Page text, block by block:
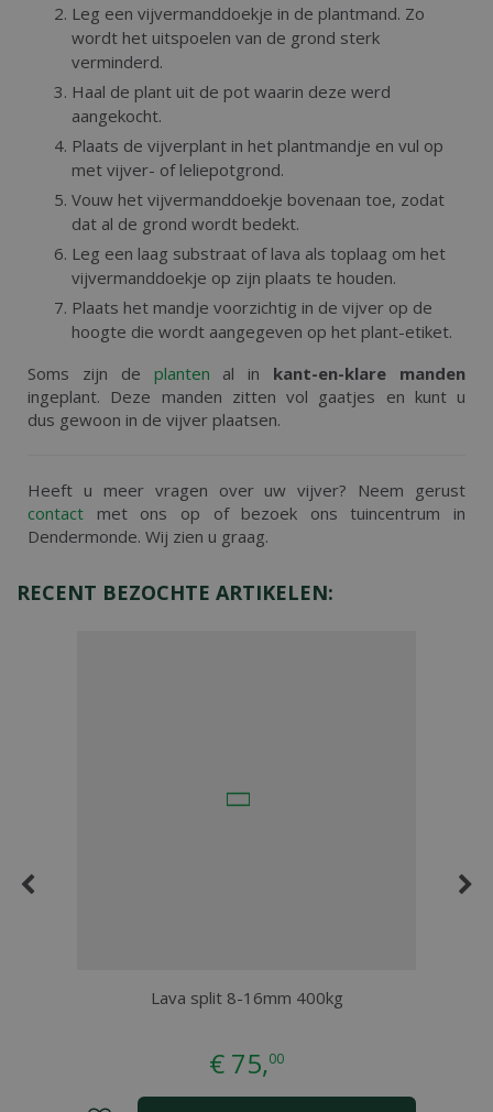
Leg een vijvermanddoekje in de plantmand. Zo
wordt het uitspoelen van de grond sterk
verminderd.
Haal de plant uit de pot waarin deze werd
aangekocht.
Plaats de vijverplant in het plantmandje en vul op
met vijver- of leliepotgrond.
Vouw het vijvermanddoekje bovenaan toe, zodat
dat al de grond wordt bedekt.
Leg een laag substraat of lava als toplaag om het
vijvermanddoekje op zijn plaats te houden.
Plaats het mandje voorzichtig in de vijver op de
hoogte die wordt aangegeven op het plant-etiket.
Soms zijn de planten al in kant-en-klare manden
ingeplant. Deze manden zitten vol gaatjes en kunt u
dus gewoon in de vijver plaatsen.
Heeft u meer vragen over uw vijver? Neem gerust
contact met ons op of bezoek ons tuincentrum in
Dendermonde. Wij zien u graag.
RECENT BEZOCHTE ARTIKELEN:
Lava split 8-16mm 400kg
€ 75,00